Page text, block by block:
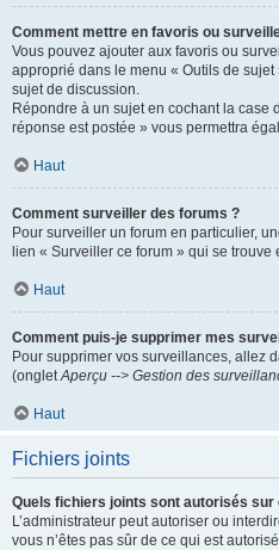
Comment mettre en favoris ou
Vous pouvez ajouter aux favoris ou
approprié dans le menu « Outils de
sujet de discussion.
Répondre à un sujet en cochant la case
réponse est postée » vous permettra
Haut
Comment surveiller des forums ?
Pour surveiller un forum en particulier,
lien « Surveiller ce forum » qui se trouve
Haut
Comment puis-je supprimer mes
Pour supprimer vos surveillances, allez
(ongletAperçu --> Gestion des
Haut
Fichiers joints
Quels fichiers joints sont autorisés sur
L’administrateur peut autoriser ou
vous n’êtes pas sûr de ce qui est